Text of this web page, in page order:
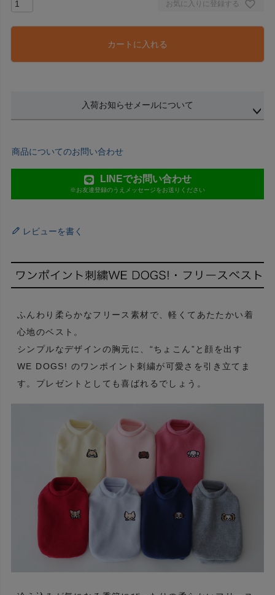
お気に入りに登録する
カートに入れる
入荷お知らせメールについて
商品についてのお問い合わせ
LINEでお問い合わせ
※お友達登録のうえメッセージをお送りください
レビューを書く
ふんわり柔らかなフリース素材で、軽くてあたたかい着
心地のベスト。
シンプルなデザインの胸元に、“ちょこん”と顔を出す
WE DOGS! のワンポイント刺繍が可愛さを引き立てま
す。プレゼントとしても喜ばれるでしょう。